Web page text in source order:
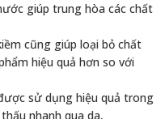
giúp trung hòa các chất
cũng giúp loại bỏ chất
hiệu quả hơn so với
sử dụng hiệu quả trong
nhanh qua da,